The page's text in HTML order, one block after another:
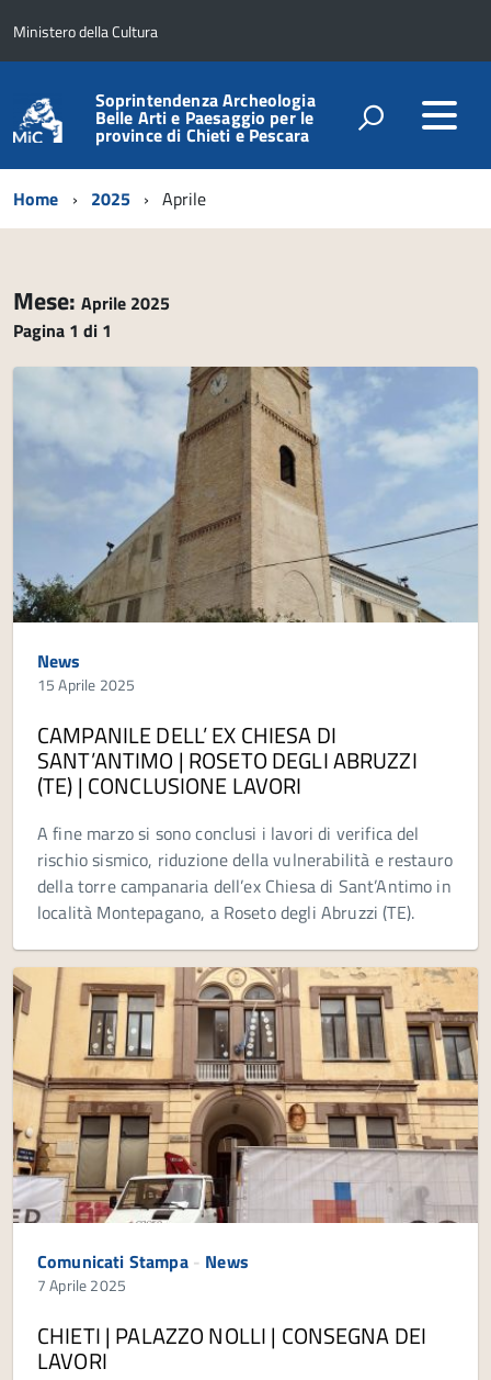
Ministero della Cultura
Soprintendenza Archeologia
Belle Arti e Paesaggio per le
province di Chieti e Pescara
Home 2025 Aprile
Mese: Aprile 2025
Pagina 1 di 1
News
15 Aprile 2025
CAMPANILE DELL’ EX CHIESA DI
SANT’ANTIMO | ROSETO DEGLI ABRUZZI
(TE) | CONCLUSIONE LAVORI
A fine marzo si sono conclusi i lavori di verifica del
rischio sismico, riduzione della vulnerabilità e restauro
della torre campanaria dell’ex Chiesa di Sant’Antimo in
località Montepagano, a Roseto degli Abruzzi (TE).
Comunicati Stampa- News
7 Aprile 2025
CHIETI | PALAZZO NOLLI | CONSEGNA DEI
LAVORI